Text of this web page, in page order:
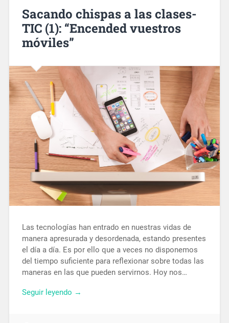
Sacando chispas a las clases-
TIC (1): “Encended vuestros
móviles”
Las tecnologías han entrado en nuestras vidas de
manera apresurada y desordenada, estando presentes
el día a día. Es por ello que a veces no disponemos
del tiempo suficiente para reflexionar sobre todas las
maneras en las que pueden servirnos. Hoy nos…
Seguir leyendo →